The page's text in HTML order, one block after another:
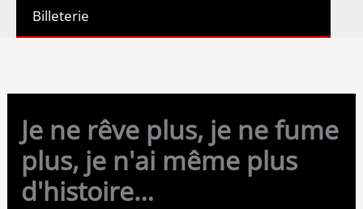
Billeterie
Je ne rêve plus, je ne fume
plus, je n'ai même plus
d'histoire…